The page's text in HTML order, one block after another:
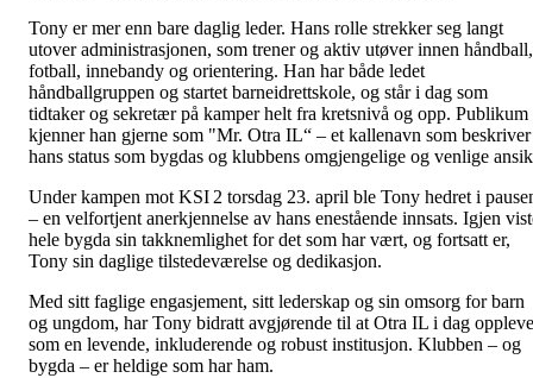
Tony er mer enn bare daglig leder. Hans rolle strekker seg langt
utover administrasjonen, som trener og aktiv utøver innen håndball,
fotball, innebandy og orientering. Han har både ledet
håndballgruppen og startet barneidrettskole, og står i dag som
tidtaker og sekretær på kamper helt fra kretsnivå og opp. Publikum
kjenner han gjerne som "Mr. Otra IL“ – et kallenavn som beskriver
hans status som bygdas og klubbens omgjengelige og venlige
Under kampen mot KSI 2 torsdag 23. april ble Tony hedret i
– en velfortjent anerkjennelse av hans enestående innsats. Igjen
hele bygda sin takknemlighet for det som har vært, og fortsatt er,
Tony sin daglige tilstedeværelse og dedikasjon.
Med sitt faglige engasjement, sitt lederskap og sin omsorg for barn
og ungdom, har Tony bidratt avgjørende til at Otra IL i dag
som en levende, inkluderende og robust institusjon. Klubben – og
bygda – er heldige som har ham.